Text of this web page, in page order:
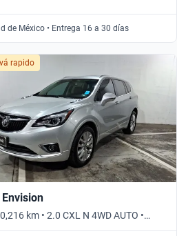
de México • Entrega 16 a 30 días
rapido
Envision
km • 2.0 CXL N 4WD AUTO •